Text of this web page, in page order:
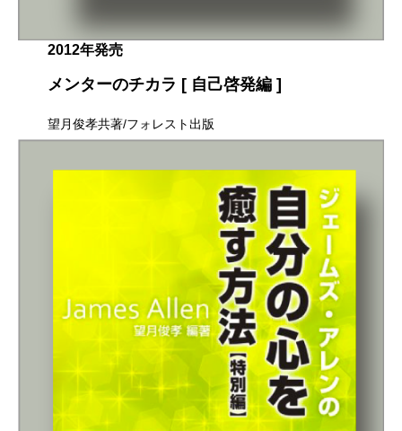
2012年発売
メンターのチカラ [ 自己啓発編 ]
望月俊孝共著/フォレスト出版